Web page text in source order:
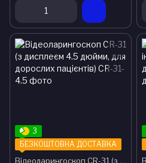
3
БЕЗКОШТОВНА ДОСТАВКА
Відеоларингоскоп CR-31 (з дисплеєм 4.5 дюйми, для дорослих пацієнтів)